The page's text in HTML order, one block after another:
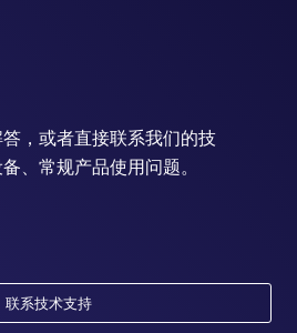
，或者直接联系我们的技
、常规产品使用问题。
联系技术支持